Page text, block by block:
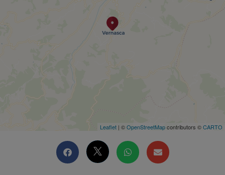
Leaflet | ©OpenStreetMapcontributors ©CARTO